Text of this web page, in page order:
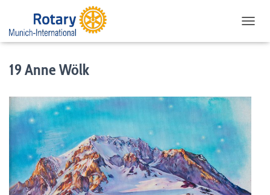
19 Anne Wölk